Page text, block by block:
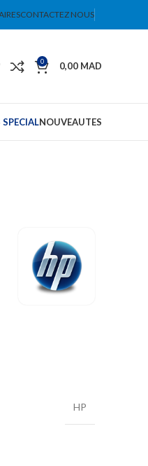
CONTACTEZ NOUS
0 0,00 MAD
SPECIALNOUVEAUTES
HP